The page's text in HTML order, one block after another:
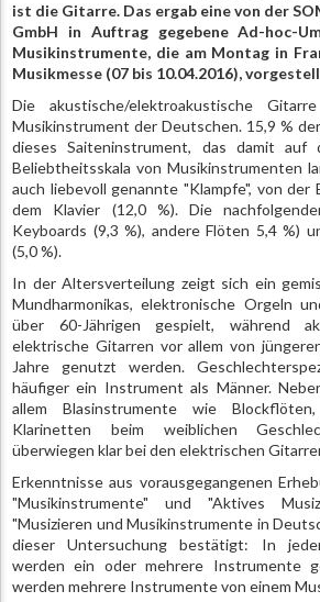
ist die Gitarre. Das ergab eine von der
GmbH in Auftrag gegebene Ad-hoc-
Musikinstrumente, die am Montag in
Musikmesse (07 bis 10.04.2016),
Die akustische/elektroakustische
Musikinstrument der Deutschen. 15,9 %
dieses Saiteninstrument, das damit
Beliebtheitsskala von Musikinstrumenten
auch liebevoll genannte "Klampfe", von der
dem Klavier (12,0 %). Die
Keyboards (9,3 %), andere Flöten 5,4 %)
(5,0 %).
In der Altersverteilung zeigt sich ein
Mundharmonikas, elektronische Orgeln
über 60-Jährigen gespielt, während
elektrische Gitarren vor allem von
Jahre genutzt werden.
häufiger ein Instrument als Männer.
allem Blasinstrumente wie
Klarinetten beim weiblichen
überwiegen klar bei den elektrischen
Erkenntnisse aus vorausgegangenen
"Musikinstrumente" und "Aktives
"Musizieren und Musikinstrumente in
dieser Untersuchung bestätigt: In
werden ein oder mehrere Instrumente
werden mehrere Instrumente von einem